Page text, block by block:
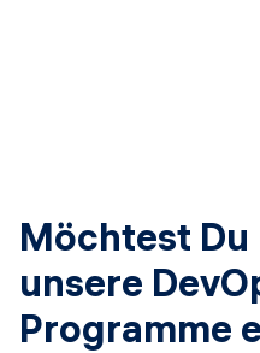
Möchtest
unsere
Programme